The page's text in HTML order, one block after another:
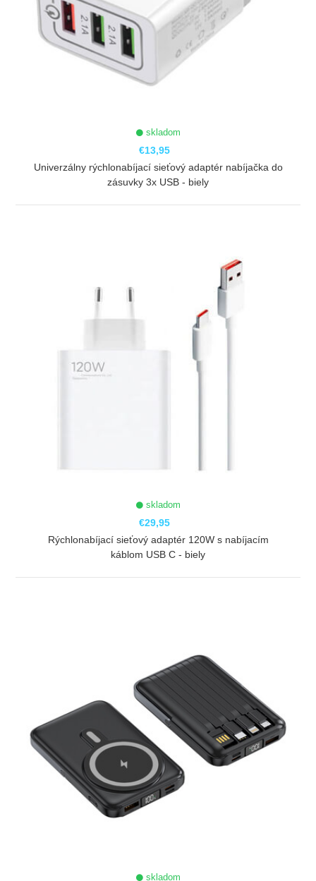
skladom
€13,95
Univerzálny rýchlonabíjací sieťový adaptér nabíjačka do
zásuvky 3x USB - biely
skladom
€29,95
Rýchlonabíjací sieťový adaptér 120W s nabíjacím
káblom USB C - biely
skladom